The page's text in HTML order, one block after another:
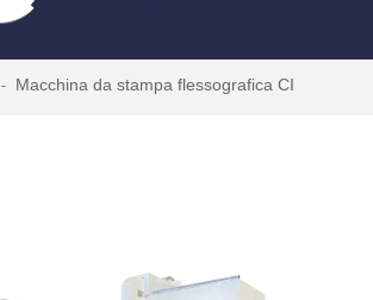
Macchina da stampa flessografica CI